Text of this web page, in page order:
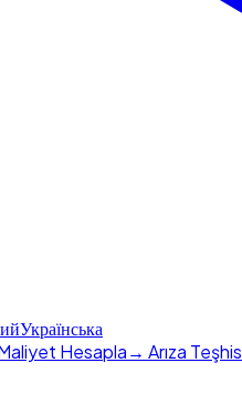
Українська
Hesapla→ Arıza Teşhis